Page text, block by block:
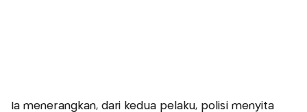
Ia menerangkan, dari kedua pelaku, polisi menyita